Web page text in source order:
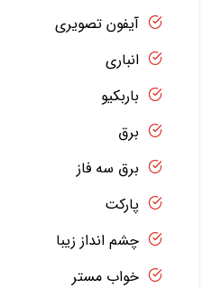
آیفون تصویری
انباری
باربکیو
برق
برق سه فاز
پارکت
چشم انداز زیبا
خواب مستر